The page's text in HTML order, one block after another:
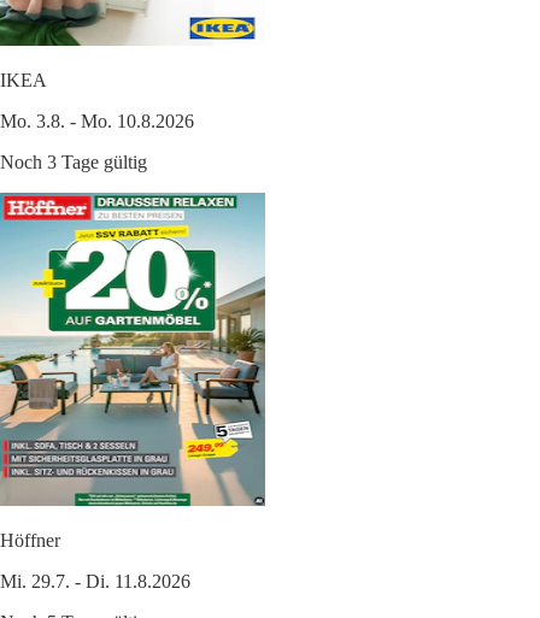
IKEA
Mo. 3.8. - Mo. 10.8.2026
Noch 3 Tage gültig
Höffner
Mi. 29.7. - Di. 11.8.2026